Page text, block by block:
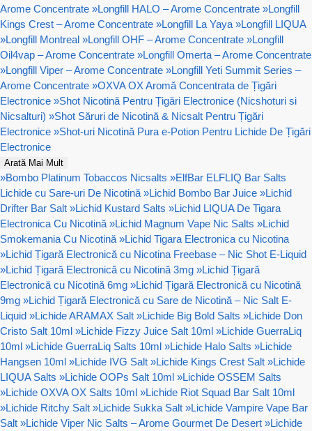
Arome Concentrate »Longfill HALO – Arome Concentrate »Longfill
Kings Crest – Arome Concentrate »Longfill La Yaya »Longfill LIQUA
»Longfill Montreal »Longfill OHF – Arome Concentrate »Longfill
Oil4vap – Arome Concentrate »Longfill Omerta – Arome Concentrate
»Longfill Viper – Arome Concentrate »Longfill Yeti Summit Series –
Arome Concentrate »OXVA OX Aromă Concentrata de Țigări
Electronice »Shot Nicotină Pentru Țigări Electronice (Nicshoturi si
Nicsalturi) »Shot Săruri de Nicotină & Nicsalt Pentru Țigări
Electronice »Shot-uri Nicotină Pura e-Potion Pentru Lichide De Țigări
Electronice
Arată Mai Mult
»Bombo Platinum Tobaccos Nicsalts »ElfBar ELFLIQ Bar Salts
Lichide cu Sare-uri De Nicotină »Lichid Bombo Bar Juice »Lichid
Drifter Bar Salt »Lichid Kustard Salts »Lichid LIQUA De Tigara
Electronica Cu Nicotină »Lichid Magnum Vape Nic Salts »Lichid
Smokemania Cu Nicotină »Lichid Tigara Electronica cu Nicotina
»Lichid Țigară Electronică cu Nicotina Freebase – Nic Shot E-Liquid
»Lichid Țigară Electronică cu Nicotină 3mg »Lichid Țigară
Electronică cu Nicotină 6mg »Lichid Țigară Electronică cu Nicotină
9mg »Lichid Țigară Electronică cu Sare de Nicotină – Nic Salt E-
Liquid »Lichide ARAMAX Salt »Lichide Big Bold Salts »Lichide Don
Cristo Salt 10ml »Lichide Fizzy Juice Salt 10ml »Lichide GuerraLiq
10ml »Lichide GuerraLiq Salts 10ml »Lichide Halo Salts »Lichide
Hangsen 10ml »Lichide IVG Salt »Lichide Kings Crest Salt »Lichide
LIQUA Salts »Lichide OOPs Salt 10ml »Lichide OSSEM Salts
»Lichide OXVA OX Salts 10ml »Lichide Riot Squad Bar Salt 10ml
»Lichide Ritchy Salt »Lichide Sukka Salt »Lichide Vampire Vape Bar
Salt »Lichide Viper Nic Salts – Arome Gourmet De Desert »Lichide